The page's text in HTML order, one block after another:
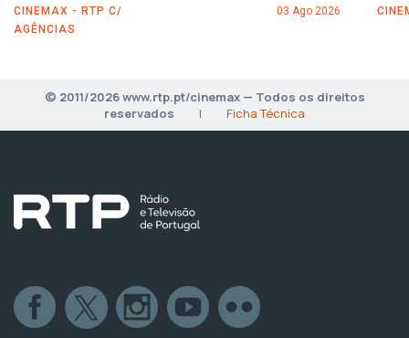
CINEMAX - RTP C/
AGÊNCIAS
03 Ago 2026
© 2011/2026 www.rtp.pt/cinemax — Todos os direitos
reservados
| Ficha Técnica